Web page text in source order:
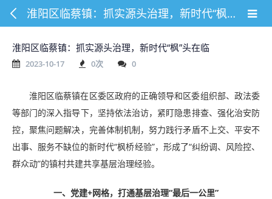
淮阳区临蔡镇：抓实源头治理，新时代“枫”头在临
淮阳区临蔡镇：抓实源头治理，新时代“枫”头在临
2023-10-17 0次 0
淮阳区临蔡镇在区委区政府的正确领导和区委组织部、政法委
等部门的深入指导下，坚持依法治访，紧盯隐患排查、强化治安防
控，聚焦问题解决，完善体制机制，努力践行矛盾不上交、平安不
出事、服务不缺位的新时代“枫桥经验”，形成了“纠纷调、风险控、
群众动”的镇村共建共享基层治理经验。
一、党建+网格，打通基层治理“最后一公里”